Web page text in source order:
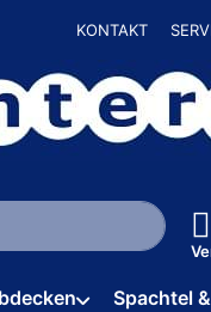
KONTAKT
automatisch
Spachtel